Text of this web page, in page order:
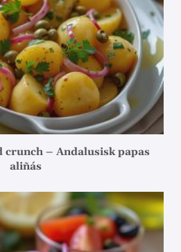
crunch – Andalusisk papas
aliñás